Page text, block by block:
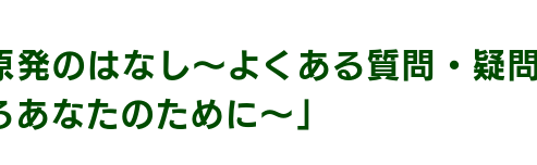
発のはなし〜よくある質問・疑
あなたのために〜」